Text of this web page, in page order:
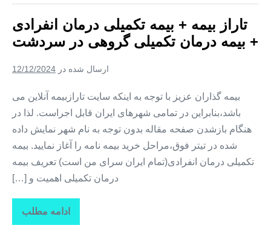
درمان
+
بیمه
درمان
تکمیلی
در
تاراز بیمه + بیمه تکمیلی درمان انفرادی
+ بیمه درمان تکمیلی گروهی در سردشت
ارسال شده در 12/12/2024
بیمه گذاران عزیز با توجه به اینکه سایت تارازبیمه آنلاین می
باشد،بنابراین در تمامی شهرهای ایران قابل اجراست. لذا در
هنگام بازشدن صفحه مقاله بدون توجه به نام شهر نمایش داده
شده در تیتر فوق،مراحل خرید بیمه نامه را آغاز نمایید. بیمه
تکمیلی درمان انفرادی(تمام ایران سرای من است) تعریف بیمه
درمان تکمیلی اهمیت و […]
ادامه مطلب
تاراز
بیمه